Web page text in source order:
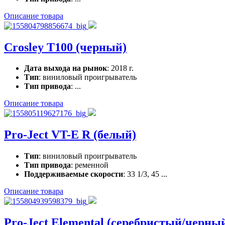
Описание товара
Crosley T100 (черный)
Дата выхода на рынок: 2018 г.
Тип: виниловый проигрыватель
Тип привода: ...
Описание товара
Pro-Ject VT-E R (белый)
Тип: виниловый проигрыватель
Тип привода: ременной
Поддерживаемые скорости: 33 1/3, 45 ...
Описание товара